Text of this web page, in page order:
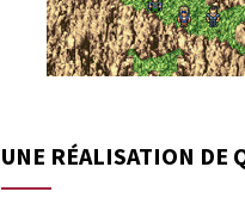
UNE RÉALISATION DE